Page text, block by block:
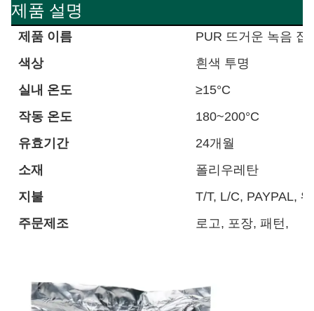
제품 설명
제품 이름
PUR 뜨거운 녹음 접
색상
흰색 투명
실내 온도
≥15°C
작동 온도
180~200°C
유효기간
24개월
소재
폴리우레탄
지불
T/T, L/C, PAYPAL,
주문제조
로고, 포장, 패턴,